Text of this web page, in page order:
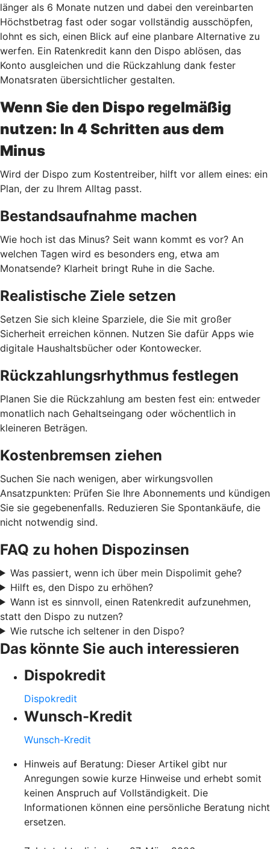
länger als 6 Monate nutzen und dabei den vereinbarten
Höchstbetrag fast oder sogar vollständig ausschöpfen,
lohnt es sich, einen Blick auf eine planbare Alternative zu
werfen. Ein Ratenkredit kann den Dispo ablösen, das
Konto ausgleichen und die Rückzahlung dank fester
Monatsraten übersichtlicher gestalten.
Wenn Sie den Dispo regelmäßig
nutzen: In 4 Schritten aus dem
Minus
Wird der Dispo zum Kostentreiber, hilft vor allem eines: ein
Plan, der zu Ihrem Alltag passt.
Bestandsaufnahme machen
Wie hoch ist das Minus? Seit wann kommt es vor? An
welchen Tagen wird es besonders eng, etwa am
Monatsende? Klarheit bringt Ruhe in die Sache.
Realistische Ziele setzen
Setzen Sie sich kleine Sparziele, die Sie mit großer
Sicherheit erreichen können. Nutzen Sie dafür Apps wie
digitale Haushaltsbücher oder Kontowecker.
Rückzahlungsrhythmus festlegen
Planen Sie die Rückzahlung am besten fest ein: entweder
monatlich nach Gehaltseingang oder wöchentlich in
kleineren Beträgen.
Kostenbremsen ziehen
Suchen Sie nach wenigen, aber wirkungsvollen
Ansatzpunkten: Prüfen Sie Ihre Abonnements und kündigen
Sie sie gegebenenfalls. Reduzieren Sie Spontankäufe, die
nicht notwendig sind.
FAQ zu hohen Dispozinsen
Was passiert, wenn ich über mein Dispolimit gehe?
Hilft es, den Dispo zu erhöhen?
Wann ist es sinnvoll, einen Ratenkredit aufzunehmen,
statt den Dispo zu nutzen?
Wie rutsche ich seltener in den Dispo?
Das könnte Sie auch interessieren
Dispokredit
Dispokredit
Wunsch-Kredit
Wunsch-Kredit
Hinweis auf Beratung: Dieser Artikel gibt nur
Anregungen sowie kurze Hinweise und erhebt somit
keinen Anspruch auf Vollständigkeit. Die
Informationen können eine persönliche Beratung nicht
ersetzen.